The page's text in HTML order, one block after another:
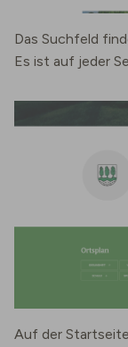
Das Suchfeld
Es ist auf jeder
Auf der